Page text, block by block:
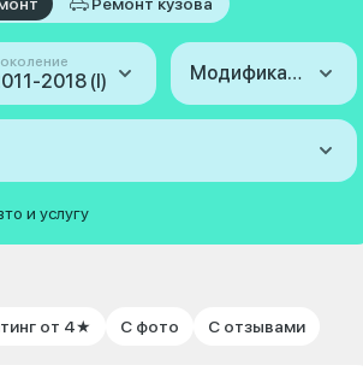
2018 (I) Модификация
и услугу
от 4★ С фото С отзывами